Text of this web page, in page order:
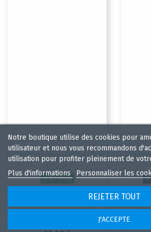
En stock
Notre boutique utilise des cookies pour
utilisateur et nous vous recommandons
utilisation pour profiter pleinement de
Plus d'informations
Personnaliser les
REJETER TOUT
J'ACCEPTE